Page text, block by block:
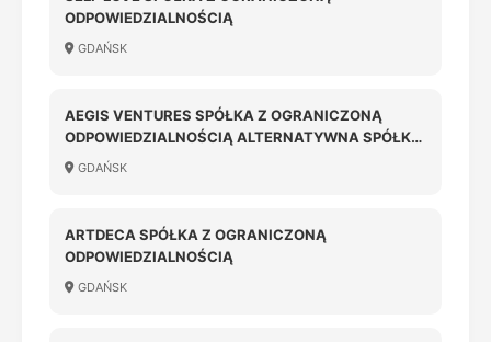
ODPOWIEDZIALNOŚCIĄ
GDAŃSK
AEGIS VENTURES SPÓŁKA Z OGRANICZONĄ
ODPOWIEDZIALNOŚCIĄ ALTERNATYWNA SPÓŁKA
INWESTYCYJNA SPÓŁKA KOMANDYTOWO-
GDAŃSK
ARTDECA SPÓŁKA Z OGRANICZONĄ
ODPOWIEDZIALNOŚCIĄ
GDAŃSK